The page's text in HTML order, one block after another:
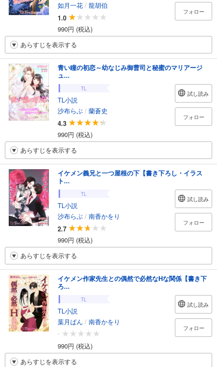
如月一花 / 龍胡伯
1.0
990円 (税込)
フォロー
あらすじを表示する
青い瞳の初恋～幼なじみ御曹司と秘蜜のマリアージ
ュ...
TL
TL小説
沙布らぶ / 蘭蒼史
4.3
990円 (税込)
試し読み
フォロー
あらすじを表示する
イケメン義兄と一つ屋根の下【書き下ろし・イラス
ト...
TL
TL小説
沙布らぶ / 南香かをり
2.7
990円 (税込)
試し読み
フォロー
あらすじを表示する
イケメン作家先生との偶然で必然なHな関係【書き下
ろ...
TL
TL小説
葉月ぱん / 南香かをり
-
990円 (税込)
試し読み
フォロー
あらすじを表示する